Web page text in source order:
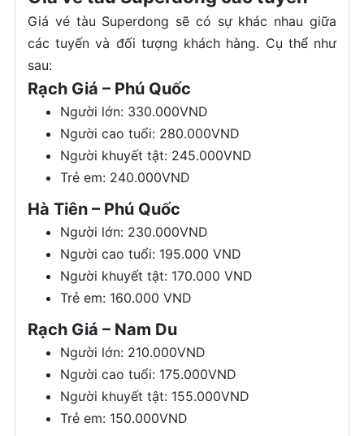
Giá vé tàu Superdong sẽ có sự khác nhau giữa
các tuyến và đối tượng khách hàng. Cụ thể như
sau:
Rạch Giá – Phú Quốc
Người lớn: 330.000VND
Người cao tuổi: 280.000VND
Người khuyết tật: 245.000VND
Trẻ em: 240.000VND
Hà Tiên – Phú Quốc
Người lớn: 230.000VND
Người cao tuổi: 195.000 VND
Người khuyết tật: 170.000 VND
Trẻ em: 160.000 VND
Rạch Giá – Nam Du
Người lớn: 210.000VND
Người cao tuổi: 175.000VND
Người khuyết tật: 155.000VND
Trẻ em: 150.000VND